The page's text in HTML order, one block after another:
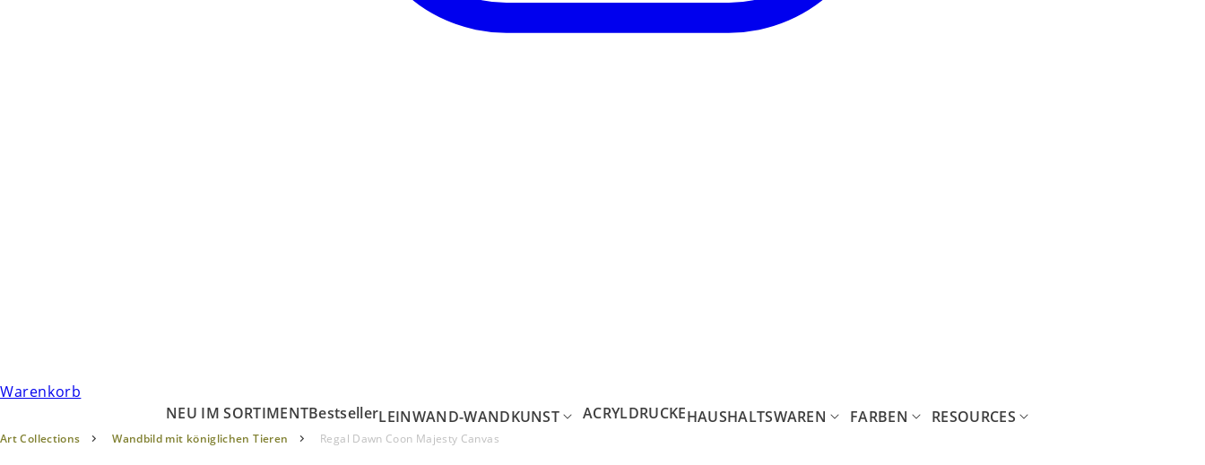
Warenkorb
NEU IM SORTIMENTBestsellerLEINWAND-WANDKUNST ACRYLDRUCKEHAUSHALTSWAREN FARBEN RESOURCES
Art Collections Wandbild mit königlichen Tieren Regal Dawn Coon Majesty Canvas